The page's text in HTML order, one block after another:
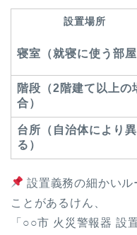
設置場所
寝室（就寝に使う部屋
階段（2階建て以上の
合）
台所（自治体により
る）
設置義務の細かいル
ことがあるけん、
「○○市 火災警報器 設